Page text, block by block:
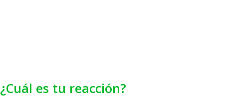
¿Cuál es tu reacción?